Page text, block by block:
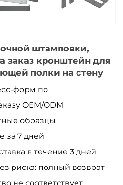
штамповки,
заказ кронштейн для
полки на стену
форм по
OEM/ODM
образцы
за 7 дней
в течение 3 дней
риска: полный возврат
не соответствует